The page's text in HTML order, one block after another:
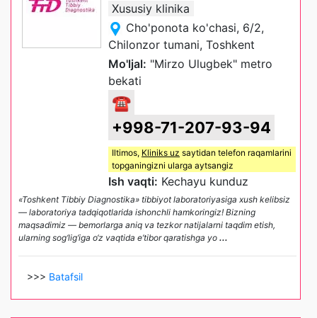
Xususiy klinika
Cho'ponota ko'chasi, 6/2,
Chilonzor tumani, Toshkent
Mo'ljal: "Mirzo Ulugbek" metro
bekati
☎
+998-71-207-93-94
Iltimos, Kliniks uz saytidan telefon raqamlarini
topganingizni ularga aytsangiz
Ish vaqti: Kechayu kunduz
«Toshkent Tibbiy Diagnostika» tibbiyot laboratoriyasiga xush kelibsiz
— laboratoriya tadqiqotlarida ishonchli hamkoringiz! Bizning
maqsadimiz — bemorlarga aniq va tezkor natijalarni taqdim etish,
ularning sog‘lig‘iga o‘z vaqtida e’tibor qaratishga yo ...
>>> Batafsil